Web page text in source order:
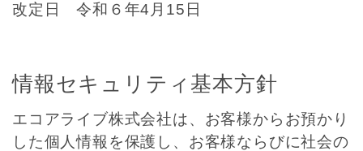
改定日 令和６年4月15日
情報セキュリティ基本方針
エコアライブ株式会社は、お客様からお預かり
した個人情報を保護し、お客様ならびに社会の